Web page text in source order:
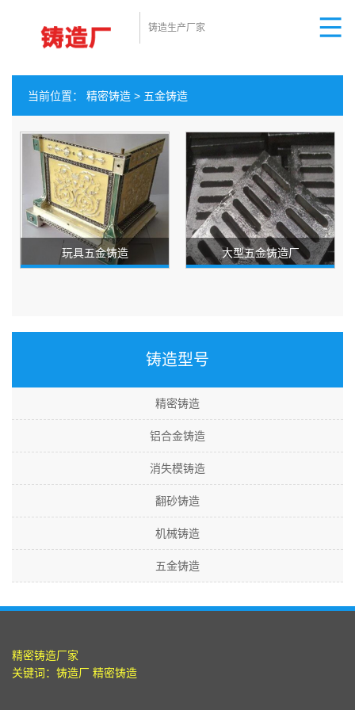
铸造生产厂家
当前位置： 精密铸造 > 五金铸造
玩具五金铸造 大型五金铸造厂
铸造型号
精密铸造
铝合金铸造
消失模铸造
翻砂铸造
机械铸造
五金铸造
精密铸造厂家
关键词： 铸造厂 精密铸造